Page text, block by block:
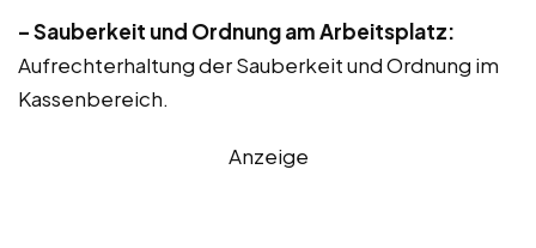
– Sauberkeit und Ordnung am Arbeitsplatz:
Aufrechterhaltung der Sauberkeit und Ordnung im
Kassenbereich.
Anzeige